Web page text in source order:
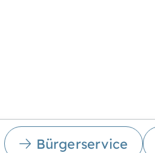
Bürgerservice